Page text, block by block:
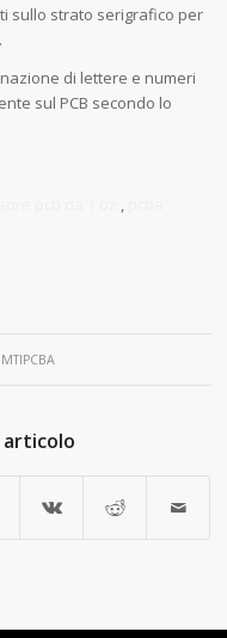
sullo strato serigrafico per
di lettere e numeri
sul PCB secondo lo
,
MTIPCBA
articolo